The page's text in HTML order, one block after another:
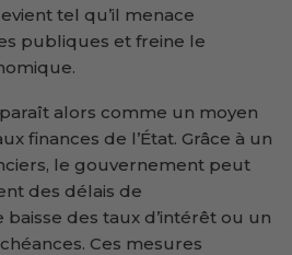
tel qu’il menace
publiques et freine le
alors comme un moyen
finances de l’État. Grâce à un
le gouvernement peut
des délais de
des taux d’intérêt ou un
Ces mesures